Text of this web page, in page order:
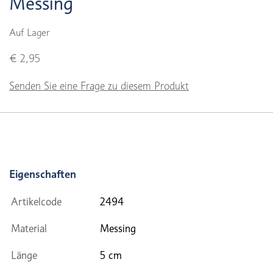
Auf Lager
€ 2,95
Senden Sie eine Frage zu diesem Produkt
Eigenschaften
Artikelcode 2494
Material Messing
Länge 5 cm